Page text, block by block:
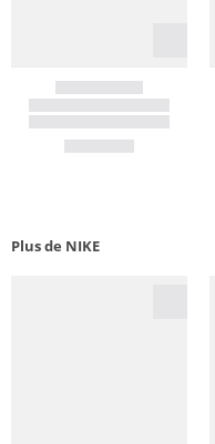
Plus de NIKE